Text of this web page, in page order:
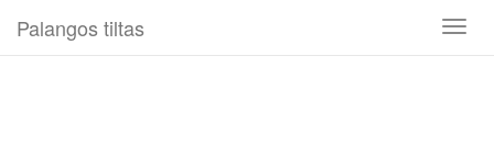
Toggle
Palangos tiltas